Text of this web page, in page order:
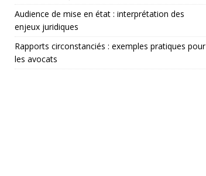
Audience de mise en état : interprétation des
enjeux juridiques
Rapports circonstanciés : exemples pratiques pour
les avocats